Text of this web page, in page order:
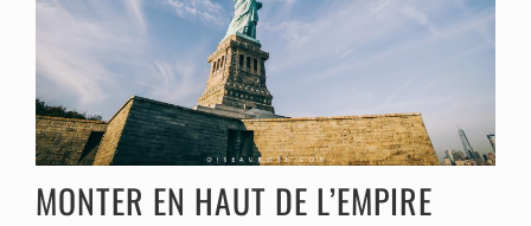
MONTER EN HAUT DE L’EMPIRE